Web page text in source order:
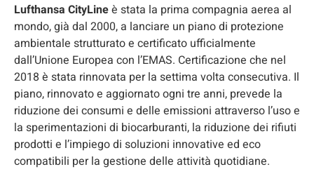
Lufthansa CityLineè stata la prima compagnia aerea al
mondo, già dal 2000, a lanciare un piano di protezione
ambientale strutturato e certificato ufficialmente
dall’Unione Europea con l’EMAS. Certificazione che nel
2018 è stata rinnovata per la settima volta consecutiva. Il
piano, rinnovato e aggiornato ogni tre anni, prevede la
riduzione dei consumi e delle emissioni attraverso l’uso e
la sperimentazioni di biocarburanti, la riduzione dei rifiuti
prodotti e l’impiego di soluzioni innovative ed eco
compatibili per la gestione delle attività quotidiane.